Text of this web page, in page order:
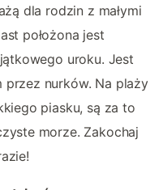
dla rodzin z małymi
położona jest
uroku. Jest
przez nurków. Na plaży
piasku, są za to
morze. Zakochaj